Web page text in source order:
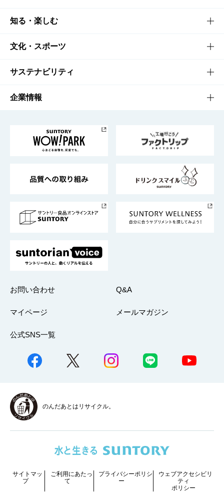
商品TOP
商品一覧
商品発売情報
栄養成分一覧
知る・楽しむ
知る・楽しむTOP
キャンペーン
工場見学
地域情報
文化・スポーツ
文化・スポーツTOP
サントリーホール
サントリーサンバーズ大阪
サステナビリティ
サステナビリティTOP
サントリーが考えるサステナビリティ経営
企業情報
企業概要
採用情報
お問い合わせ Q&A
マイページ メールマガジン
公式SNS一覧
のんだあとはリサイクル。
サイトマッ
プ
ご利用にあたっ
て
プライバシーポリシ
ー
ウェブアクセシビリ
ティ
ポリシー